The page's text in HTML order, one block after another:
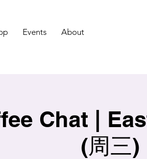
Events About
Chat |
(周三)